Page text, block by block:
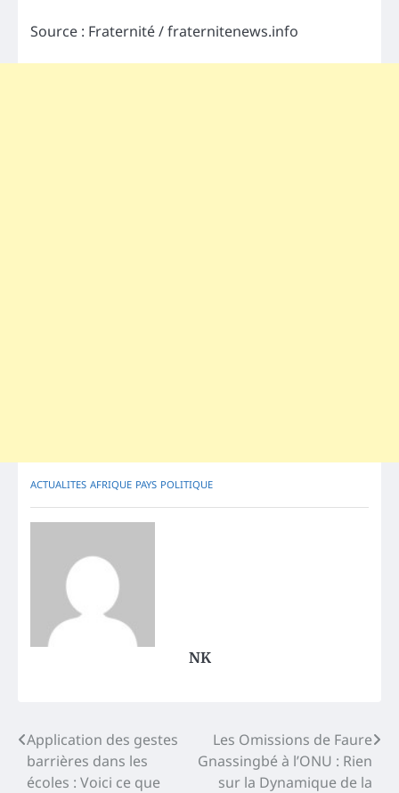
Source : Fraternité / fraternitenews.info
ACTUALITES AFRIQUE PAYS POLITIQUE
NK
Post
navigation
Application des gestes
barrières dans les
écoles : Voici ce que
Les Omissions de Faure
Gnassingbé à l’ONU : Rien
sur la Dynamique de la